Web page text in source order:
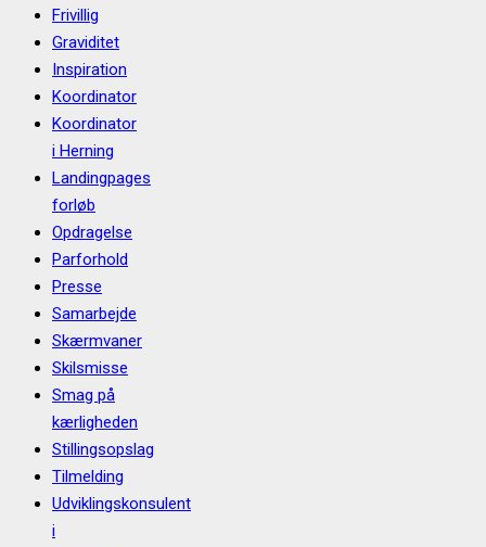
Frivillig
Graviditet
Inspiration
Koordinator
Koordinator
i Herning
Landingpages
forløb
Opdragelse
Parforhold
Presse
Samarbejde
Skærmvaner
Skilsmisse
Smag på
kærligheden
Stillingsopslag
Tilmelding
Udviklingskonsulent
i